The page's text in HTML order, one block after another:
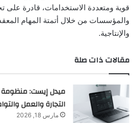
قوية ومتعددة الاستخدامات، قادرة على
والمؤسسات من خلال أتمتة المهام
والإنتاجية.
مقالات ذات صلة
ميدل إيست: منظومة
التجارة والعمل
مارس 18, 2026